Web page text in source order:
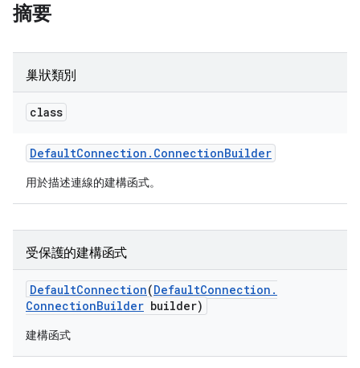
摘要
巢狀類別
class
DefaultConnection . ConnectionBuilder
用於描述連線的建構函式。
受保護的建構函式
DefaultConnection(DefaultConnection .
ConnectionBuilder builder)
建構函式